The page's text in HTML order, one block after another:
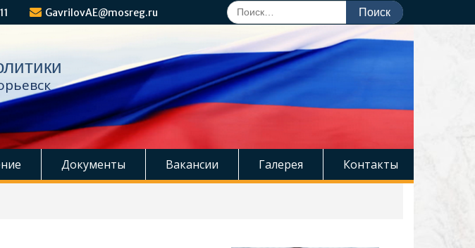
GavrilovAE@mosreg.ru
Поиск
по:
Документы Вакансии Галерея Контакты